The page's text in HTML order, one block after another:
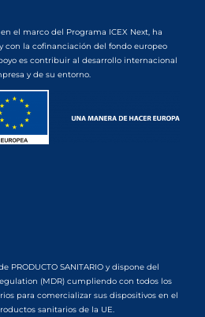
en el marco del Programa ICEX Next, ha
con la cofinanciación del fondo europeo
es contribuir al desarrollo internacional
y de su entorno.
PRODUCTO SANITARIO y dispone del
(MDR) cumpliendo con todos los
para comercializar sus dispositivos en el
sanitarios de la UE.